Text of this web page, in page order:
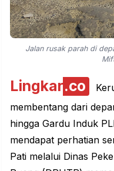
Jalan rusak parah di
Lingkar.co
membentang dari
hingga Gardu Induk
mendapat perhatian
Pati melalui Dinas